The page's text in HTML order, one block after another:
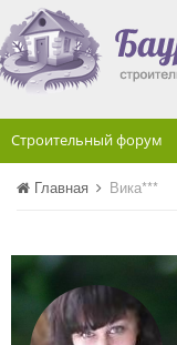
Строительный форум
Главная Вика***